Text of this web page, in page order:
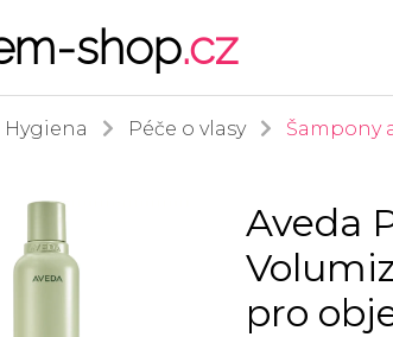
shop.cz
Hygiena Péče o vlasy Šampony
Aveda
pro